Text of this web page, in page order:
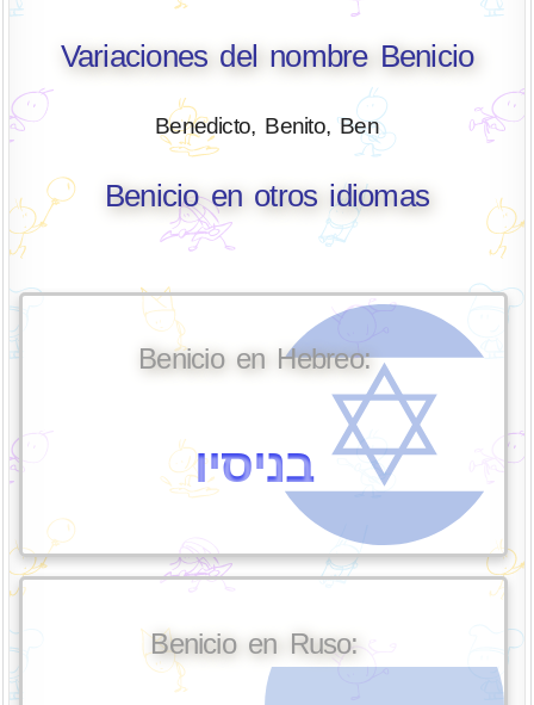
Variaciones del nombre Benicio
Benedicto, Benito, Ben
Benicio en otros idiomas
Benicio en Hebreo:
בניסיו
Benicio en Ruso: